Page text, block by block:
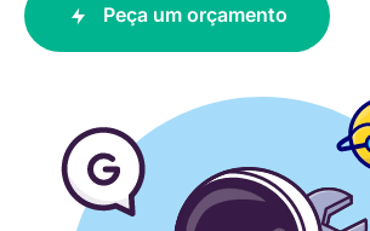
Peça um orçamento